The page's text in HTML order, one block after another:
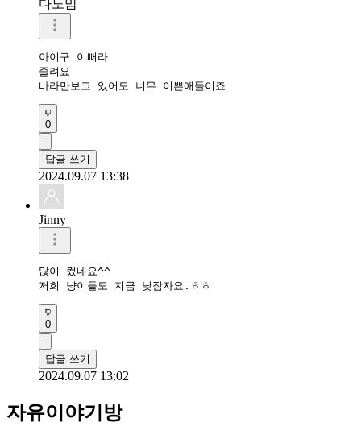
다노맘
아이구 이뻐라
졸려요
바라만보고 있어도 너무 이쁜애들이죠
0
답글 쓰기
2024.09.07 13:38
Jinny
많이 컸네요^^
저희 냥이들도 지금 낮잠자요.ㅎㅎ
0
답글 쓰기
2024.09.07 13:02
자유이야기방